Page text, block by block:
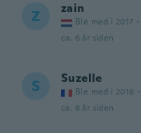
Z zain
Ble med i 2017 ·
ca. 6 år siden
S Suzelle
Ble med i 2016 ·
ca. 6 år siden